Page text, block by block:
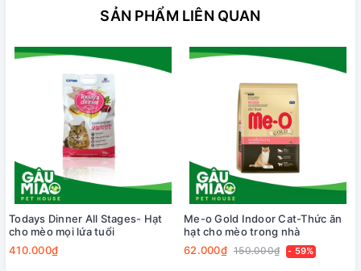
SẢN PHẨM LIÊN QUAN
Todays Dinner All Stages- Hạt
cho mèo mọi lứa tuổi
410.000₫
Me-o Gold Indoor Cat-Thức ăn
hạt cho mèo trong nhà
62.000₫ 150.000₫ - 59%